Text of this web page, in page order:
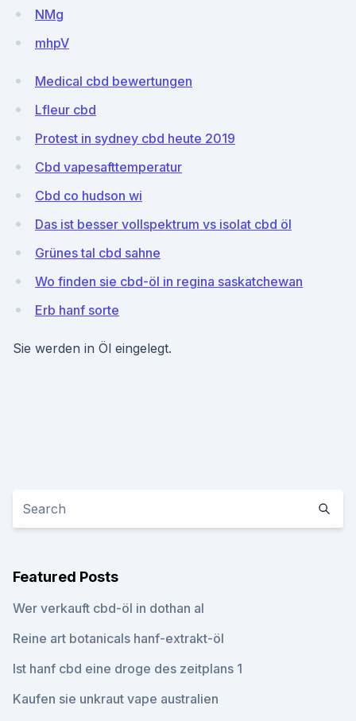
NMg
mhpV
Medical cbd bewertungen
Lfleur cbd
Protest in sydney cbd heute 2019
Cbd vapesafttemperatur
Cbd co hudson wi
Das ist besser vollspektrum vs isolat cbd öl
Grünes tal cbd sahne
Wo finden sie cbd-öl in regina saskatchewan
Erb hanf sorte
Sie werden in Öl eingelegt.
Featured Posts
Wer verkauft cbd-öl in dothan al
Reine art botanicals hanf-extrakt-öl
Ist hanf cbd eine droge des zeitplans 1
Kaufen sie unkraut vape australien